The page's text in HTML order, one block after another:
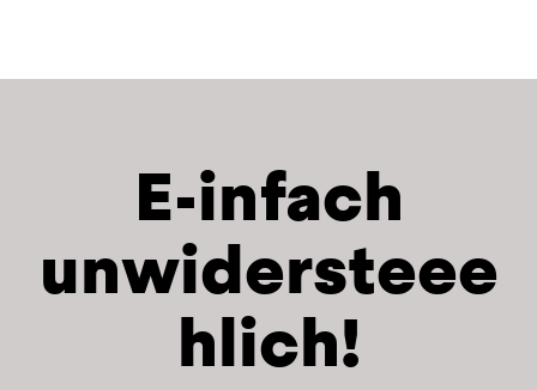
E-infach
unwidersteee
hlich!